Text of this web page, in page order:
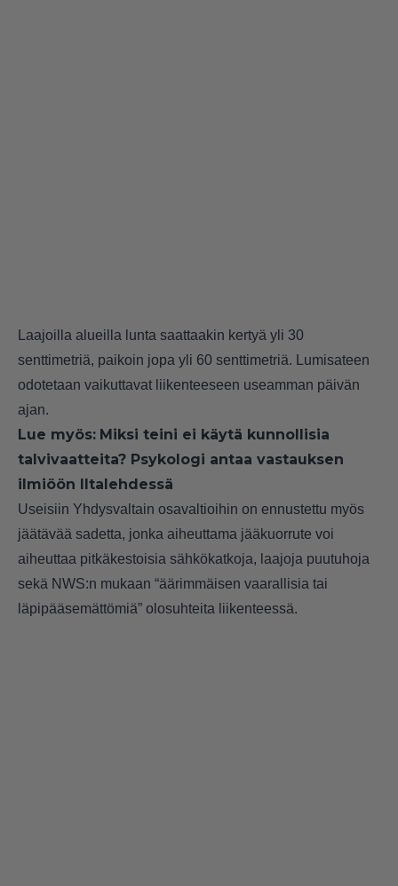
Laajoilla alueilla lunta saattaakin kertyä yli 30
senttimetriä, paikoin jopa yli 60 senttimetriä. Lumisateen
odotetaan vaikuttavat liikenteeseen useamman päivän
ajan.
Lue myös: Miksi teini ei käytä kunnollisia
talvivaatteita? Psykologi antaa vastauksen
ilmiöön Iltalehdessä
Useisiin Yhdysvaltain osavaltioihin on ennustettu myös
jäätävää sadetta, jonka aiheuttama jääkuorrute voi
aiheuttaa pitkäkestoisia sähkökatkoja, laajoja puutuhoja
sekä NWS:n mukaan “äärimmäisen vaarallisia tai
läpipääsemättömiä” olosuhteita liikenteessä.